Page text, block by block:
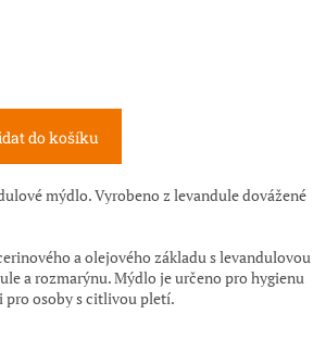
do košíku
mýdlo. Vyrobeno z levandule dovážené
a olejového základu s levandulovou
a rozmarýnu. Mýdlo je určeno pro hygienu
pro osoby s citlivou pletí.